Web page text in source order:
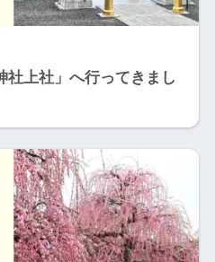
社上社」へ行ってきまし